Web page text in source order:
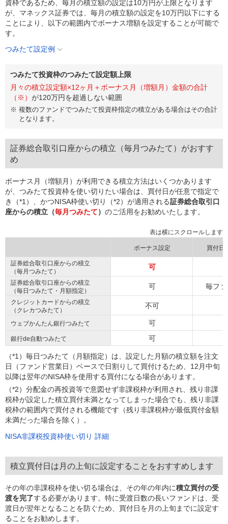
資枠であるため、毎月の積立額の設定は10万円が上限となります
が、マネックス証券では、毎月の積立額の設定を10万円以下にする
ことにより、以下の範囲内でボーナス増額を設定することが可能で
す。
つみたて設定例
つみたて投資枠のつみたて設定額上限
月々の積立設定額×12ヶ月＋ボーナス月（増額月）金額の合計
（※） が120万円を超過しない範囲
※ 複数のファンドでつみたて投資枠指定の積立がある場合はその合計
となります。
証券総合取引口座からの積立（毎月つみたて）がおすす
め
ボーナス月（増額月）が利用できる積立方法はいくつかあります
が、つみたて投資枠を使い切りたい場合は、買付日が任意で指定で
き（*1）、かつNISA枠使い切り（*2）が適用される証券総合取引口
座からの積立（毎月つみたて） のご活用をお勧めいたします。
ボーナス設定 買付日
証券総合取引口座からの積立
（毎月つみたて）
可
証券総合取引口座からの積立
（毎日つみたて・月額指定）
可 毎フ
クレジットカードからの積立
（クレカつみたて）
不可
ウェブかんたん銀行つみたて 可
銀行de自動つみたて 可
（*1）毎日つみたて（月額指定）は、設定した月額の積立額を注文
日（ファンド営業日）ベースで日割りして買付けるため、12月中旬
以降は翌年のNISA枠を使用する買付になる場合があります。
（*2）分配金の再投資等で意図せず非課税枠が利用され、残り非課
税枠が設定した積立買付未満となってしまった場合でも、残り非課
税枠の範囲内で買付される機能です（残り非課税枠が最低買付金額
未満だった場合を除く）。
NISA非課税投資枠使い切り 詳細
積立買付日は月の上旬に設定することをおすすめします
その年の非課税枠を使い切る場合は、その年の年内に積立買付の受
渡を完了する必要があります。特に受渡日数の長いファンドは、受
渡日が翌年となることを防ぐため、買付日を月の上旬までに設定す
ることをお勧めします。